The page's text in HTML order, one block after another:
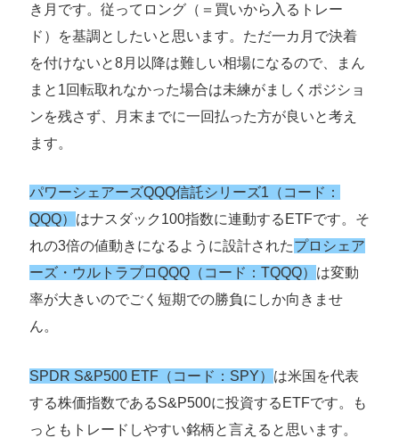
き月です。従ってロング（＝買いから入るトレー
ド）を基調としたいと思います。ただ一カ月で決着
を付けないと8月以降は難しい相場になるので、まん
まと1回転取れなかった場合は未練がましくポジショ
ンを残さず、月末までに一回払った方が良いと考え
ます。
パワーシェアーズQQQ信託シリーズ1（コード：
QQQ） はナスダック100指数に連動するETFです。そ
れの3倍の値動きになるように設計されたプロシェア
ーズ・ウルトラプロQQQ（コード：TQQQ） は変動
率が大きいのでごく短期での勝負にしか向きませ
ん。
SPDR S&P500 ETF（コード：SPY） は米国を代表
する株価指数であるS&P500に投資するETFです。も
っともトレードしやすい銘柄と言えると思います。